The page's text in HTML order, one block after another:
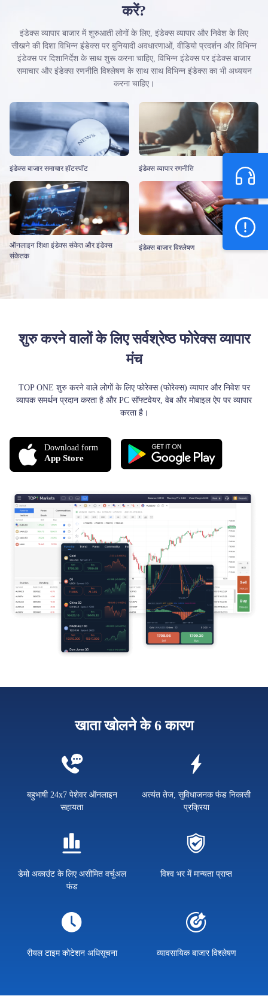
करें?
इंडेक्स व्यापार बाजार में शुरुआती लोगों के लिए, इंडेक्स व्यापार और निवेश के लिए
सीखने की दिशा विभिन्न इंडेक्स पर बुनियादी अवधारणाओं, वीडियो प्रदर्शन और विभिन्न
इंडेक्स पर दिशानिर्देश के साथ शुरू करना चाहिए, विभिन्न इंडेक्स पर इंडेक्स बाजार
समाचार और इंडेक्स रणनीति विश्लेषण के साथ साथ विभिन्न इंडेक्स का भी अध्ययन
करना चाहिए।
इंडेक्स बाजार समाचार हॉटस्पॉट इंडेक्स व्यापार रणनीति
ऑनलाइन शिक्षा इंडेक्स संकेत और इंडेक्स
संकेतक
इंडेक्स बाजार विश्लेषण
शुरु करने वालों के लिए सर्वश्रेष्ठ फोरेक्स व्यापार
मंच
TOP ONE शुरु करने वाले लोगों के लिए फोरेक्स (फोरेक्स) व्यापार और निवेश पर
व्यापक समर्थन प्रदान करता है और PC सॉफ्टवेयर, वेब और मोबाइल ऐप पर व्यापार
करता है।
खाता खोलने के 6 कारण
बहुभाषी 24x7 पेशेवर ऑनलाइन
सहायता
अत्यंत तेज, सुविधाजनक फंड निकासी
प्रक्रिया
डेमो अकाउंट के लिए असीमित वर्चुअल
फंड
विश्व भर में मान्यता प्राप्त
रीयल टाइम कोटेशन अधिसूचना व्यावसायिक बाजार विश्लेषण